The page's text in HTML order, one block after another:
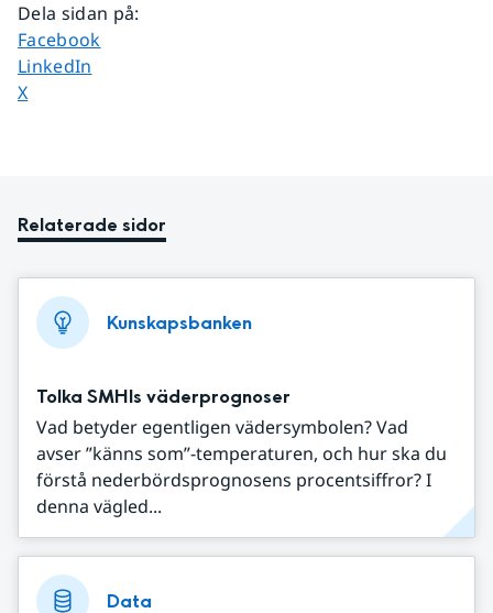
Dela sidan på:
Dela sidan på
Facebook
Dela sidan på
LinkedIn
Dela sidan på
X
Relaterade sidor
Kunskapsbanken
Tolka SMHIs väderprognoser
Vad betyder egentligen vädersymbolen? Vad
avser ”känns som”-temperaturen, och hur ska du
förstå nederbördsprognosens procentsiffror? I
denna vägled...
Data